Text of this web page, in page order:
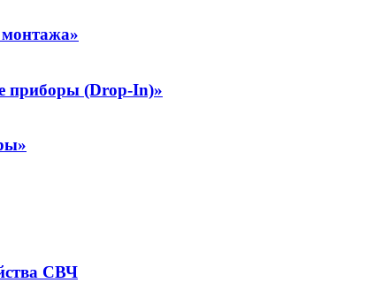
приборы (Drop-In)»
СВЧ